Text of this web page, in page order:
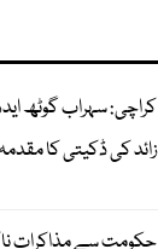
زائد کی ڈکیتی کا مقدمہ 4 ملزمان کیخلاف
حکومت سے مذاکرات